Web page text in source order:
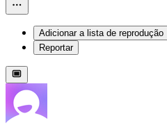
Adicionar a lista de reprodução
Reportar